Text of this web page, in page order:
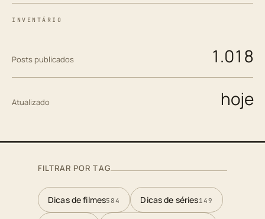
INVENTÁRIO
Posts publicados 1.018
Atualizado hoje
FILTRAR POR TAG
Dicas de filmes584 Dicas de séries149